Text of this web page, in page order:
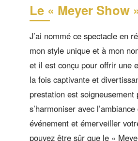
Le « Meyer Show
J’ai nommé ce spectacle en
mon style unique et à mon
et il est conçu pour offrir une
la fois captivante et
prestation est soigneusement
s’harmoniser avec
événement et émerveiller
pouvez être sûr que le «